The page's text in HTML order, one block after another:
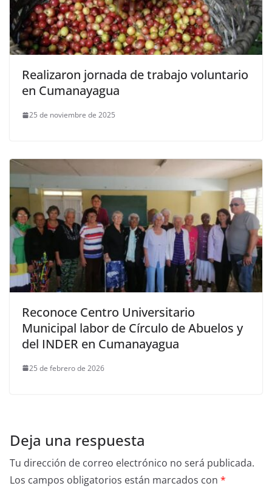
Realizaron jornada de trabajo voluntario
en Cumanayagua
25 de noviembre de 2025
Reconoce Centro Universitario
Municipal labor de Círculo de Abuelos y
del INDER en Cumanayagua
25 de febrero de 2026
Deja una respuesta
Tu dirección de correo electrónico no será publicada.
Los campos obligatorios están marcados con *